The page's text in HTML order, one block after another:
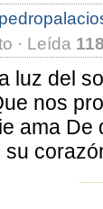
· Leída
luz del
nos
ama
su